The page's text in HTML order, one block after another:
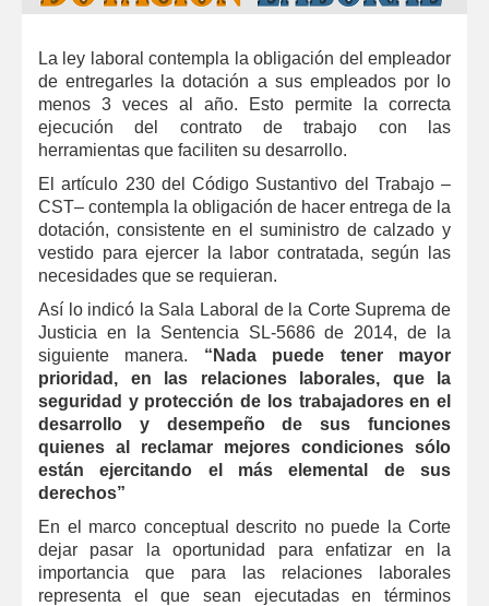
La ley laboral contempla la obligación del empleador
de entregarles la dotación a sus empleados por lo
menos 3 veces al año. Esto permite la correcta
ejecución del contrato de trabajo con las
herramientas que faciliten su desarrollo.
El artículo 230 del Código Sustantivo del Trabajo –
CST– contempla la obligación de hacer entrega de la
dotación, consistente en el suministro de calzado y
vestido para ejercer la labor contratada, según las
necesidades que se requieran.
Así lo indicó la Sala Laboral de la Corte Suprema de
Justicia en la Sentencia SL-5686 de 2014, de la
siguiente manera. “Nada puede tener mayor
prioridad, en las relaciones laborales, que la
seguridad y protección de los trabajadores en el
desarrollo y desempeño de sus funciones
quienes al reclamar mejores condiciones sólo
están ejercitando el más elemental de sus
derechos”
En el marco conceptual descrito no puede la Corte
dejar pasar la oportunidad para enfatizar en la
importancia que para las relaciones laborales
representa el que sean ejecutadas en términos